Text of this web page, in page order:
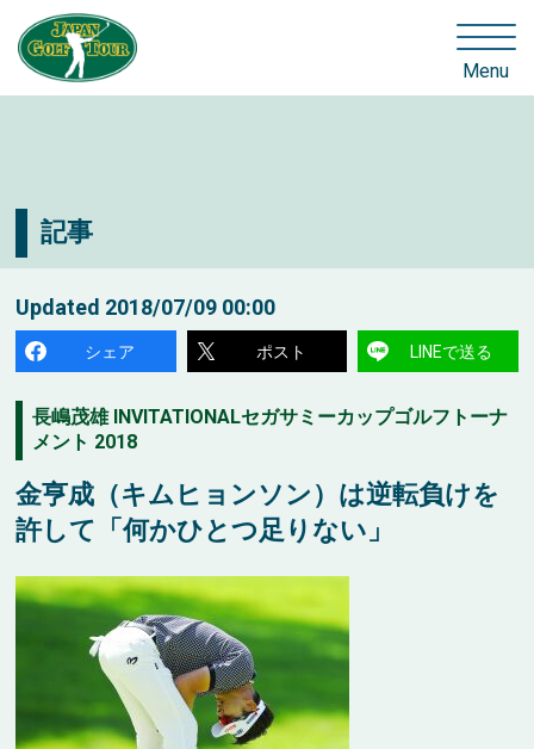
Menu
記事
Updated 2018/07/09 00:00
シェア ポスト LINEで送る
長嶋茂雄 INVITATIONALセガサミーカップゴルフトーナ
メント 2018
金亨成（キムヒョンソン）は逆転負けを
許して「何かひとつ足りない」